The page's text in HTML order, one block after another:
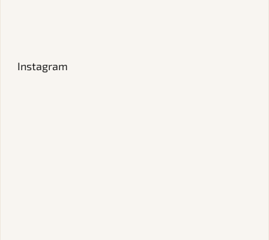
Instagram